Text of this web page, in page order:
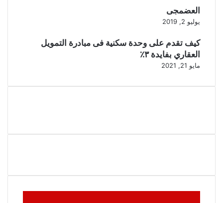
العضمجى
يوليو 2, 2019
كيف تقدم على وحدة سكنية فى مبادرة التمويل
العقاري بفايدة ٣٪
مايو 21, 2021